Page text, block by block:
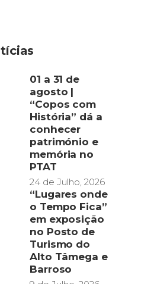
01 a 31 de
agosto |
“Copos com
História” dá a
conhecer
património e
memória no
PTAT
24 de Julho, 2026
“Lugares onde
o Tempo Fica”
em exposição
no Posto de
Turismo do
Alto Tâmega e
Barroso